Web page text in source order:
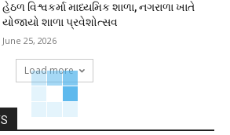
હેઠળ વિશ્વકર્મા માધ્યમિક શાળા, નગરાળા ખાતે
યોજાયો શાળા પ્રવેશોત્સવ
June 25, 2026
Load more